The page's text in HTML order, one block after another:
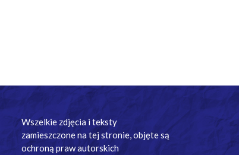
Wszelkie zdjęcia i teksty
zamieszczone na tej stronie, objęte są
ochroną praw autorskich